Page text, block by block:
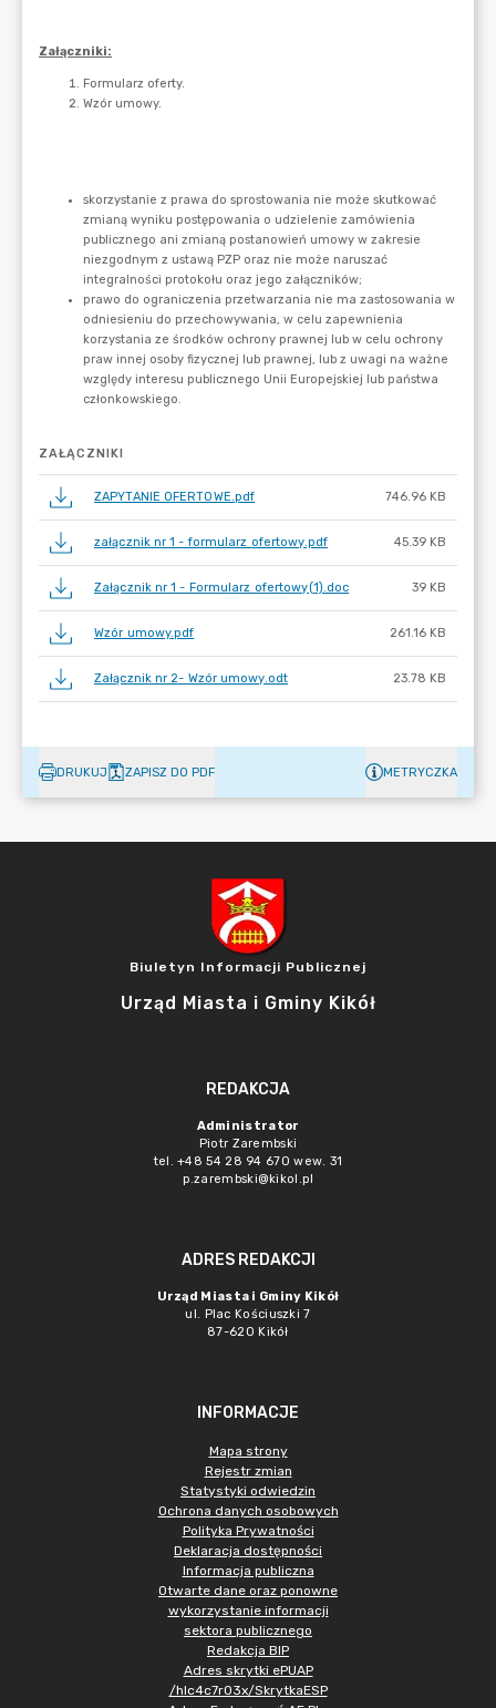
ZAŁĄCZNIKI
ZAPYTANIE OFERTOWE.pdf 746.96 KB
załącznik nr 1 - formularz ofertowy.pdf 45.39 KB
Załącznik nr 1 - Formularz ofertowy(1).doc 39 KB
Wzór umowy.pdf 261.16 KB
Załącznik nr 2- Wzór umowy.odt 23.78 KB
DRUKUJ ZAPISZ DO PDF METRYCZKA
Biuletyn Informacji Publicznej
Urząd Miasta i Gminy Kikół
REDAKCJA
Administrator
Piotr Zarembski
tel. +48 54 28 94 670 wew. 31
p.zarembski@kikol.pl
ADRES REDAKCJI
Urząd Miasta i Gminy Kikół
ul. Plac Kościuszki 7
87-620 Kikół
INFORMACJE
Mapa strony
Rejestr zmian
Statystyki odwiedzin
Ochrona danych osobowych
Polityka Prywatności
Deklaracja dostępności
Informacja publiczna
Otwarte dane oraz ponowne
wykorzystanie informacji
sektora publicznego
Redakcja BIP
Adres skrytki ePUAP
/hlc4c7r03x/SkrytkaESP